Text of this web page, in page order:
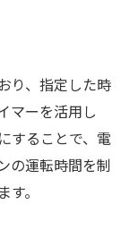
り、指定した時
マーを活用し
することで、電
の運転時間を制
。